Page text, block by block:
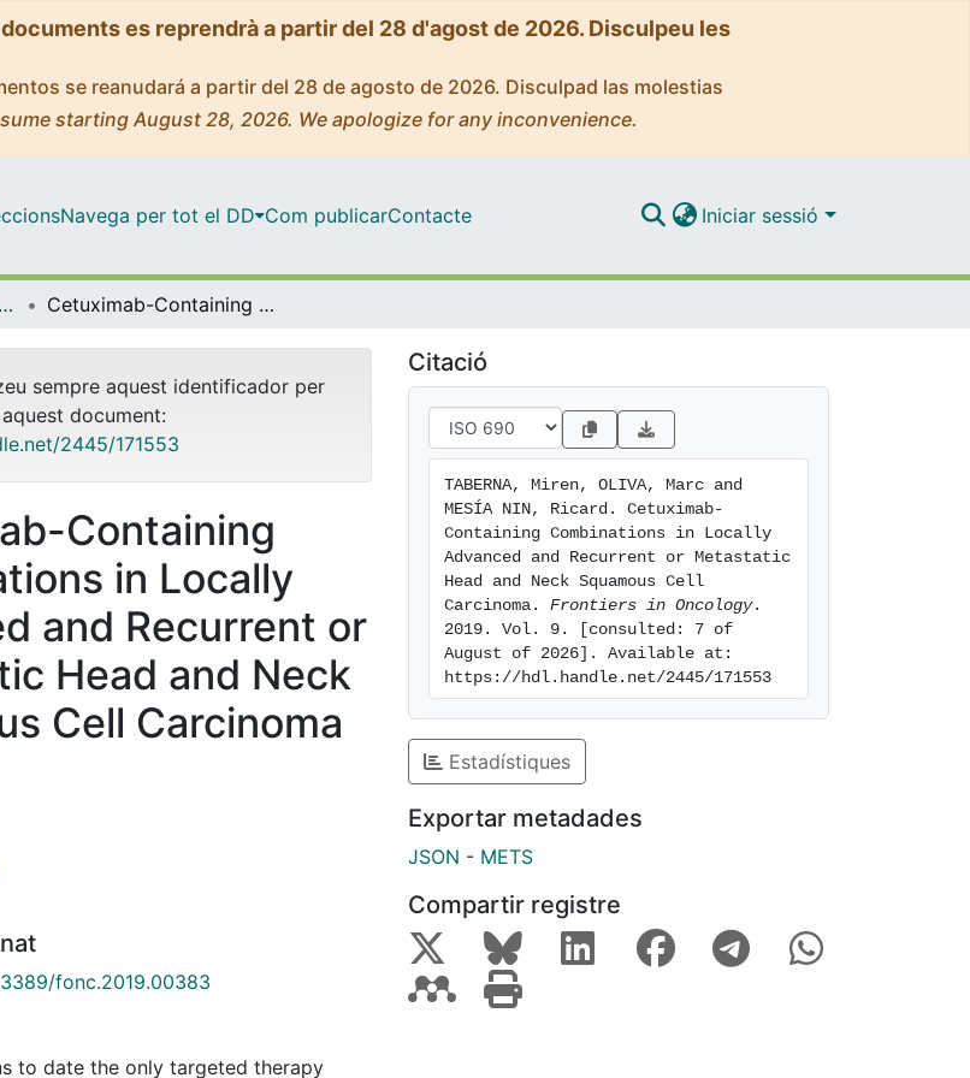
es reprendrà a partir del 28 d'agost de 2026. Disculpeu les
se reanudará a partir del 28 de agosto de 2026. Disculpad las molestias
starting August 28, 2026. We apologize for any inconvenience.
Navega per tot el DD Com publicarContacte Iniciar sessió
Articles publicats en revistes (Medicina) Cetuximab-Containing Combinations in Locally Advanced and Recurrent or Metastatic Head and Neck Squamous Cell Carcinoma
sempre aquest identificador per
document:
2445/171553
Containing
in Locally
and Recurrent or
Head and Neck
Cell Carcinoma
fonc.2019.00383
to date the only targeted therapy
Citació
TABERNA, Miren, OLIVA, Marc and
MESÍA NIN, Ricard. Cetuximab-
Containing Combinations in Locally
Advanced and Recurrent or Metastatic
Head and Neck Squamous Cell
Carcinoma. Frontiers in Oncology.
2019. Vol. 9. [consulted: 7 of
August of 2026]. Available at:
https://hdl.handle.net/2445/171553
Estadístiques
Exportar metadades
JSON - METS
Compartir registre